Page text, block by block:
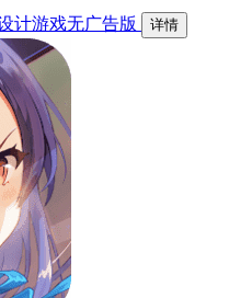
计游戏无广告版 详情